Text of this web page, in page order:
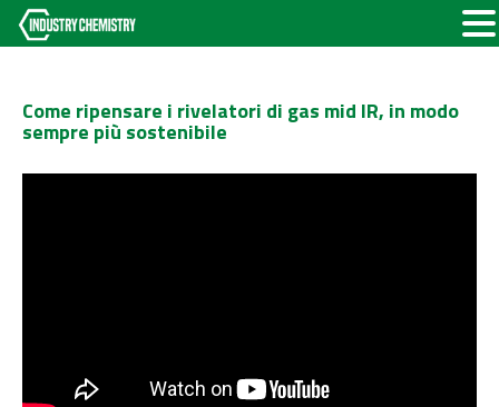
Come ripensare i rivelatori di gas mid IR, in modo
sempre più sostenibile